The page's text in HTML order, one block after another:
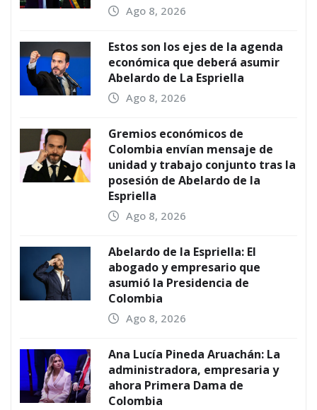
Ago 8, 2026
Estos son los ejes de la agenda
económica que deberá asumir
Abelardo de La Espriella
Ago 8, 2026
Gremios económicos de
Colombia envían mensaje de
unidad y trabajo conjunto tras la
posesión de Abelardo de la
Espriella
Ago 8, 2026
Abelardo de la Espriella: El
abogado y empresario que
asumió la Presidencia de
Colombia
Ago 8, 2026
Ana Lucía Pineda Aruachán: La
administradora, empresaria y
ahora Primera Dama de
Colombia